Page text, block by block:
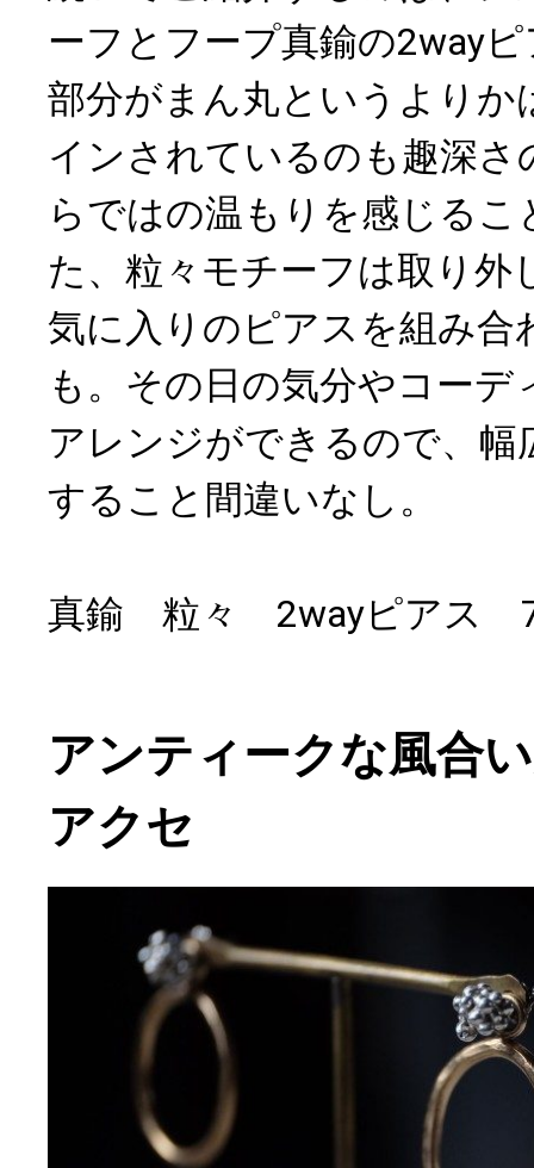
ーフとフープ真鍮の2way
部分がまん丸というよりか
インされているのも趣深さ
らではの温もりを感じる
た、粒々モチーフは取り外
気に入りのピアスを組み合
も。その日の気分やコーデ
アレンジができるので、幅
すること間違いなし。
真鍮 粒々 2wayピアス
アンティークな風合
アクセ